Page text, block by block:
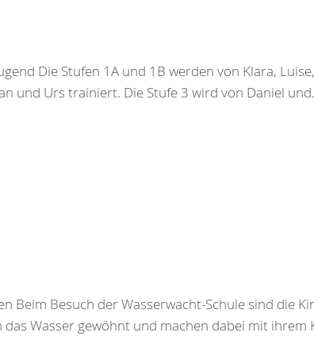
Die Stufen 1A und 1B werden von Klara,
und Urs trainiert. Die Stufe 3 wird von Daniel
Beim Besuch der Wasserwacht-Schule sind die
Wasser gewöhnt und machen dabei mit ihrem